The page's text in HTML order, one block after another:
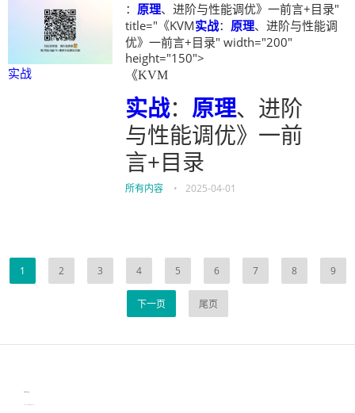
实战
： 原理、进阶与性能调优》一前言+目录"
title="《KVM实战： 原理、进阶与性能调
优》一前言+目录" width="200"
height="150">
《KVM
实战： 原理、进阶
与性能调优》一前
言+目录
所有内容 • 2025-04-01
1 2 3 4 5 6 7 8 9
下一页 尾页